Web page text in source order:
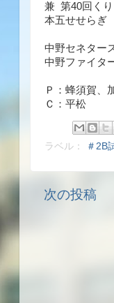
兼 第40回く
本五せせらぎ
中野セネタ
中野ファイ
Ｐ：蜂須賀、
Ｃ：平松
ラベル： ＃2B
次の投稿